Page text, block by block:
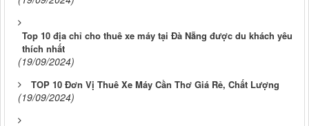
Top 10 địa chỉ cho thuê xe máy tại Đà Nẵng được du khách yêu
thích nhất
(19/09/2024)
TOP 10 Đơn Vị Thuê Xe Máy Cần Thơ Giá Rẻ, Chất Lượng
(19/09/2024)